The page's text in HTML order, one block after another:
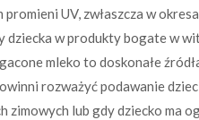
promieni UV, zwłaszcza w
w produkty bogate w
mleko to doskonałe
rozważyć podawanie
zimowych lub gdy dziecko ma